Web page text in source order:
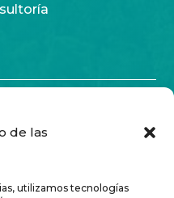
de las
utilizamos tecnologías